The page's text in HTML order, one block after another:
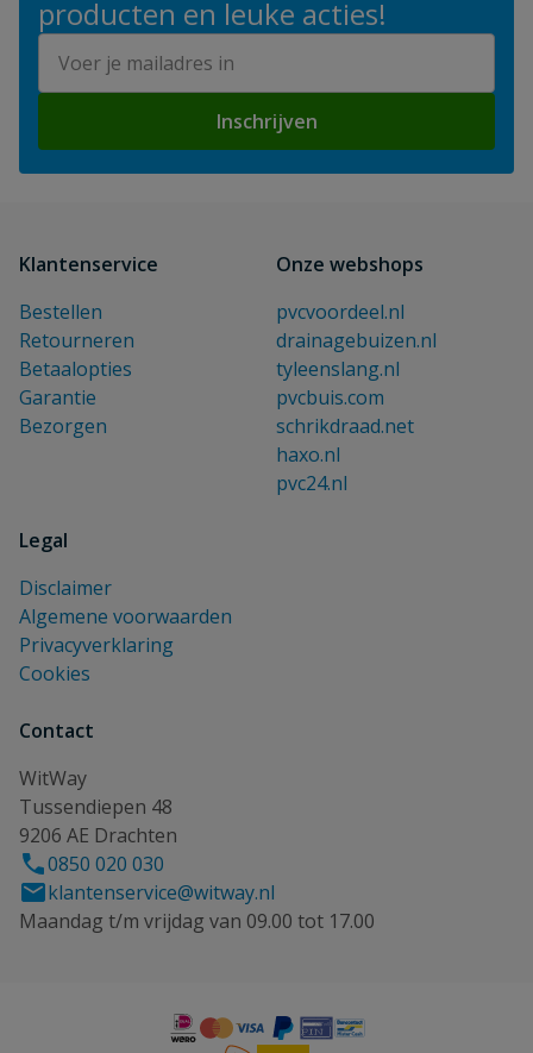
producten en leuke acties!
Inschrijven
Klantenservice
Bestellen
Retourneren
Betaalopties
Garantie
Bezorgen
Onze webshops
pvcvoordeel.nl
drainagebuizen.nl
tyleenslang.nl
pvcbuis.com
schrikdraad.net
haxo.nl
pvc24.nl
Legal
Disclaimer
Algemene voorwaarden
Privacyverklaring
Cookies
Contact
WitWay
Tussendiepen 48
9206 AE Drachten
0850 020 030
klantenservice@witway.nl
Maandag t/m vrijdag van 09.00 tot 17.00